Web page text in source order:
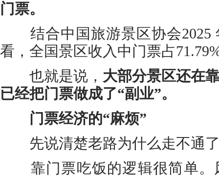
门票。
结合中国旅游景区协会2025
看，全国景区收入中门票占
也就是说， 大部分景区还在
已经把门票做成了“副业”。
门票经济的“麻烦”
先说清楚老路为什么走不通
靠门票吃饭的逻辑很简单。